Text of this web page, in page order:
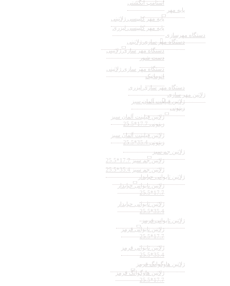
استامپ انگشتی
پایه مهر
پایه مهر کلیپسی ژلاتینی
پایه مهر کلیپسی لیزری
دستگاه مهرسازی
دستگاه مهر سازی ژلاتینی
دستگاه مهر سازی ژلاتینی
دست شور
دستگاه مهر سازی ژلاتینی
اتوماتیک
دستگاه مهر سازی لیزری
ژلاتین مهر سازی
ژلاتین فیلینت آلمان سبز
زیتونی
ژلاتین فیلینت آلمان سبز
زیتونی 17.7*25.5
ژلاتین فیلینت آلمان سبز
زیتونی 35.4*25.5
ژلاتین جم سبز
ژلاتین جم سبز 17.7*25.5
ژلاتین جم سبز 35.4*25.5
ژلاتین تایوانی حبابدار
ژلاتین تایوانی حبابدار
17.7*25.5
ژلاتین تایوانی حبابدار
35.4*25.5
ژلاتین تایوانی قرمز
ژلاتین تایوانی قرمز
17.7*25.5
ژلاتین تایوانی قرمز
35.4*25.5
ژلاتین هاوگوانگ قرمز
ژلاتین هاوگوانگ قرمز
17.7*25.5